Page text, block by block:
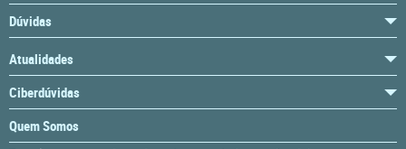
Dúvidas
Atualidades
Ciberdúvidas
Quem Somos